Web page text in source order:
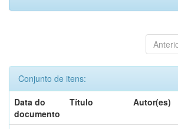
Conjunto de itens:
Data do
documento
Título Autor(es)